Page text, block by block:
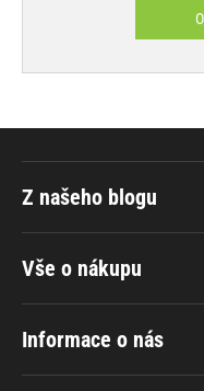
Vše o nákupu
Informace o nás
Z našeho blogu